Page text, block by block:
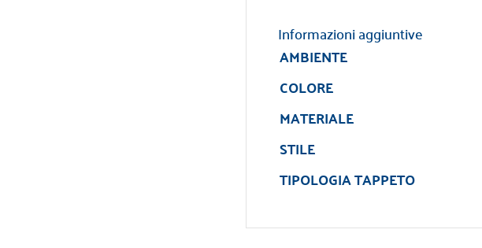
Informazioni aggiuntive
AMBIENTE
COLORE
MATERIALE
STILE
TIPOLOGIA TAPPETO